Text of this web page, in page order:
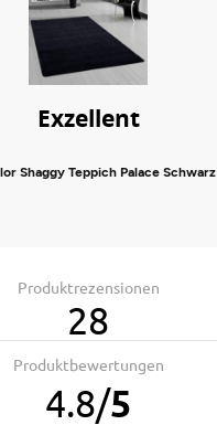
Exzellent
Shaggy Teppich Palace Schwarz
Produktrezensionen
28
Produktbewertungen
4.8/5